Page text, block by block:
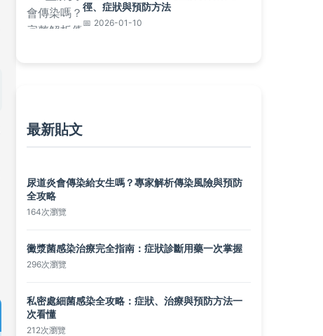
徑、症狀與預防方法
2026-01-10
最新貼文
尿道炎會傳染給女生嗎？專家解析傳染風險與預防
全攻略
164次瀏覽
黴漿菌感染治療完全指南：症狀診斷用藥一次掌握
296次瀏覽
私密處細菌感染全攻略：症狀、治療與預防方法一
次看懂
212次瀏覽